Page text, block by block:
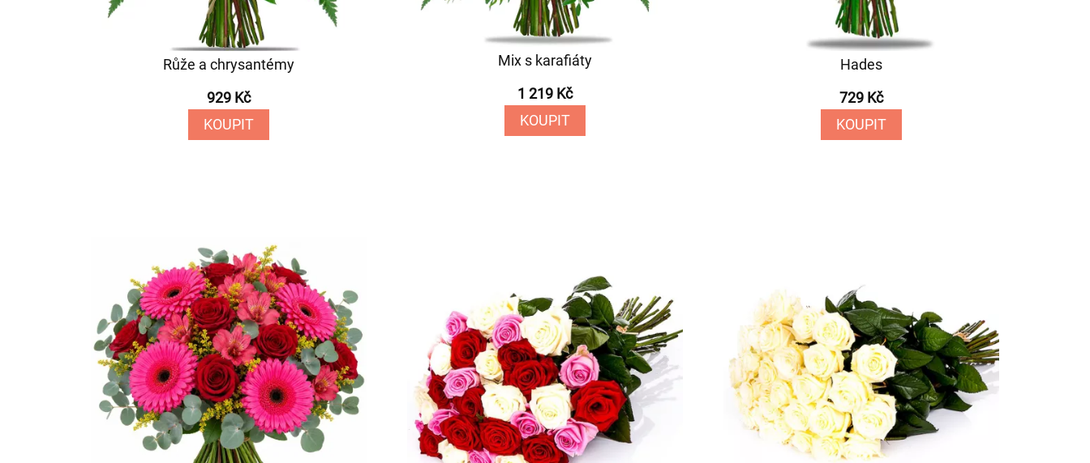
Růže a chrysantémy
929 Kč
KOUPIT
Mix s karafiáty
1 219 Kč
KOUPIT
Hades
729 Kč
KOUPIT